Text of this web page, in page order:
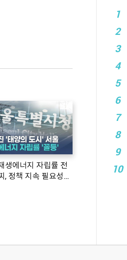
생에너지 자립률 전
, 정책 지속 필요성
1
2
3
4
5
6
7
8
9
10